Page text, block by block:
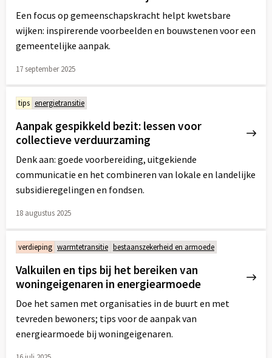
Een focus op gemeenschapskracht helpt kwetsbare
wijken: inspirerende voorbeelden en bouwstenen voor een
gemeentelijke aanpak.
17 september 2025
meer
over
tips energietransitie
Aanpak gespikkeld bezit: lessen voor
collectieve verduurzaming
Denk aan: goede voorbereiding, uitgekiende
communicatie en het combineren van lokale en landelijke
subsidieregelingen en fondsen.
18 augustus 2025
meer
over
verdieping warmtetransitie bestaanszekerheid en armoede
Valkuilen en tips bij het bereiken van
woningeigenaren in energiearmoede
Doe het samen met organisaties in de buurt en met
tevreden bewoners; tips voor de aanpak van
energiearmoede bij woningeigenaren.